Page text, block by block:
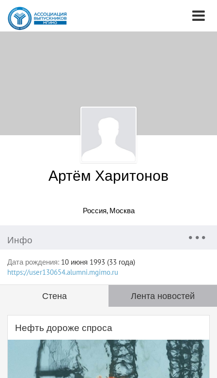
Артём Харитонов
Россия, Москва
Инфо
Дата рождения: 10 июня 1993 (33 года)
https://user130654.alumni.mgimo.ru
Стена Лента новостей
Нефть дороже спроса